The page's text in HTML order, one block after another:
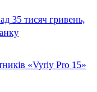
35 тисяч гривень,
«Vyriy Pro 15»